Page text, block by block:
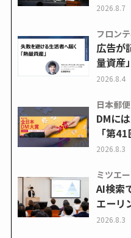
2026.8.7
フロン
広告が
量資産
2026.8.4
日本郵便
DMに
「第
2026.8.3
ミツエ
AI検索
エーリ
2026.8.3